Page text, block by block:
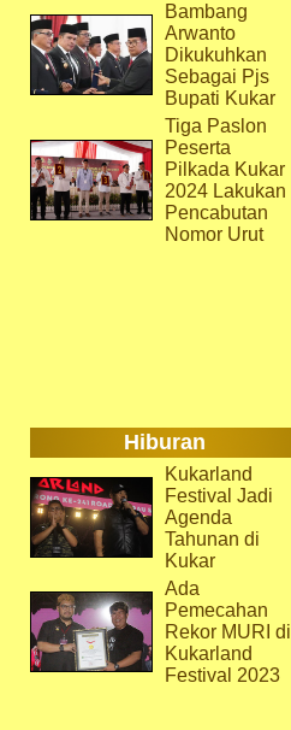
Bambang
Arwanto
Dikukuhkan
Sebagai Pjs
Bupati Kukar
Tiga Paslon
Peserta
Pilkada Kukar
2024 Lakukan
Pencabutan
Nomor Urut
Hiburan
Kukarland
Festival Jadi
Agenda
Tahunan di
Kukar
Ada
Pemecahan
Rekor MURI di
Kukarland
Festival 2023